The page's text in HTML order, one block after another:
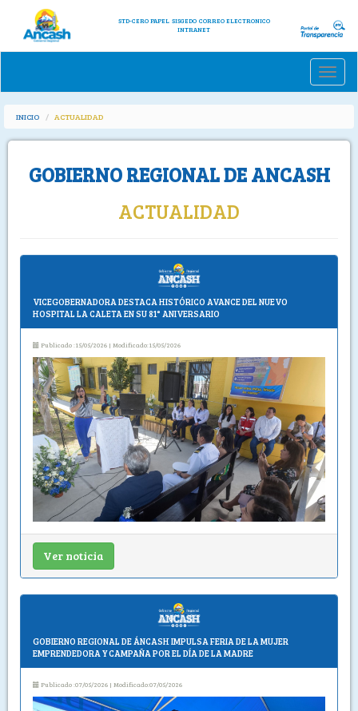
STD-CERO PAPEL SISGEDO CORREO ELECTRONICO
INTRANET
Toggle
INICIO ACTUALIDAD
GOBIERNO REGIONAL DE ANCASH
ACTUALIDAD
VICEGOBERNADORA DESTACA HISTÓRICO AVANCE DEL NUEVO
HOSPITAL LA CALETA EN SU 81° ANIVERSARIO
Publicado :15/05/2026 | Modificado:15/05/2026
Ver noticia
GOBIERNO REGIONAL DE ÁNCASH IMPULSA FERIA DE LA MUJER
EMPRENDEDORA Y CAMPAÑA POR EL DÍA DE LA MADRE
Publicado :07/05/2026 | Modificado:07/05/2026